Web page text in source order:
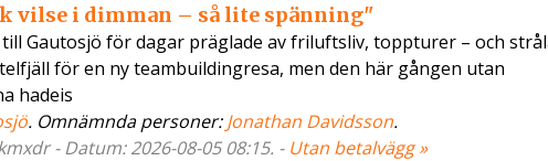
vilse i dimman – så lite spänning"
Gautosjö för dagar präglade av friluftsliv, toppturer – och
för en ny teambuildingresa, men den här gången utan
hadeis
. Omnämnda personer:Jonathan Davidsson.
- Datum: 2026-08-05 08:15. - Utan betalvägg »